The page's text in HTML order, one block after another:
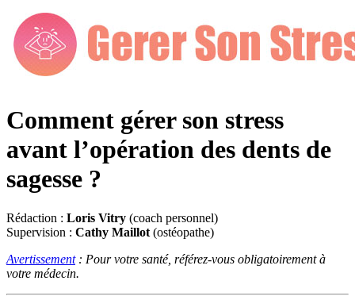
Comment gérer son stress
avant l’opération des dents de
sagesse ?
Rédaction : Loris Vitry (coach personnel)
Supervision : Cathy Maillot (ostéopathe)
Avertissement: Pour votre santé, référez-vous obligatoirement à
votre médecin.